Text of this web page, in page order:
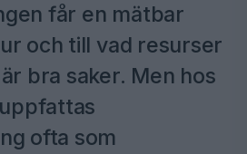
får en mätbar
och till vad resurser
bra saker. Men hos
ofta som